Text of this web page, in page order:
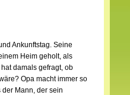
Ankunftstag. Seine
Heim geholt, als
damals gefragt, ob
Opa macht immer so
Mann, der sein